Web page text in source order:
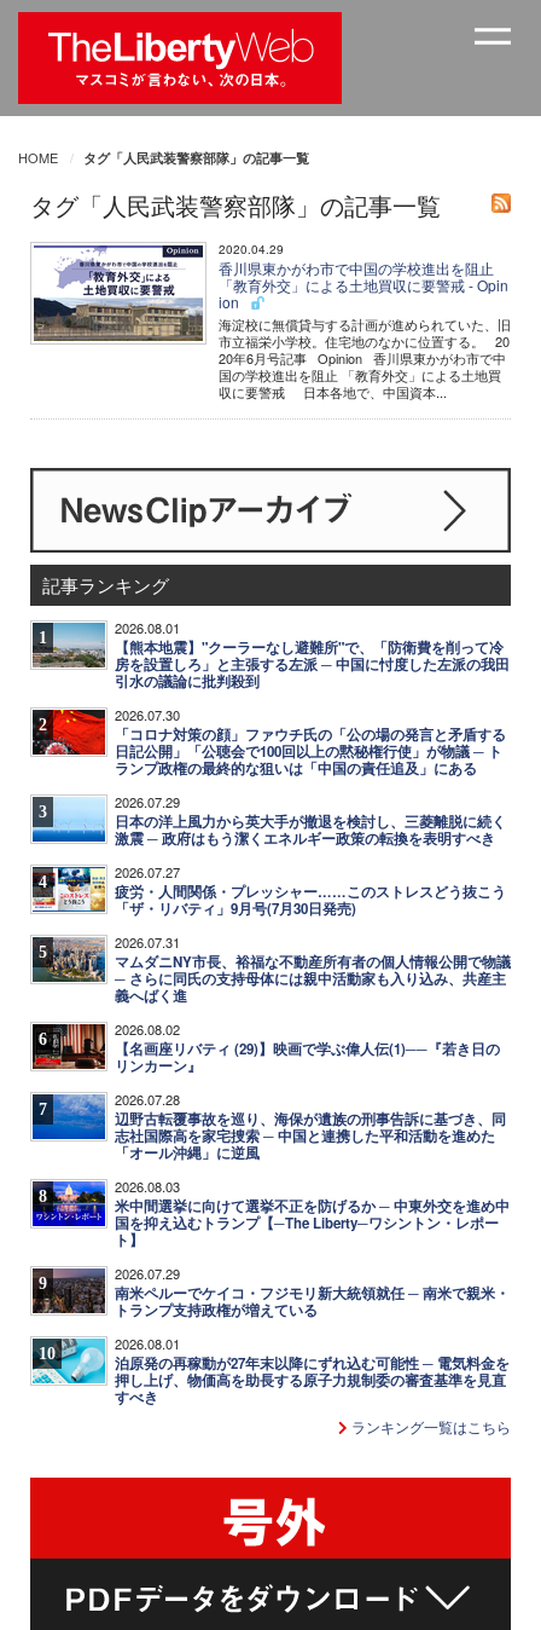
HOME タグ「人民武装警察部隊」の記事一覧
タグ「人民武装警察部隊」の記事一覧
2020.04.29
香川県東かがわ市で中国の学校進出を阻止
「教育外交」による土地買収に要警戒 - Opin
ion
海淀校に無償貸与する計画が進められていた、旧
市立福栄小学校。住宅地のなかに位置する。 20
20年6月号記事 Opinion 香川県東かがわ市で中
国の学校進出を阻止 「教育外交」による土地買
収に要警戒 日本各地で、中国資本...
記事ランキング
1 2026.08.01
【熊本地震】"クーラーなし避難所"で、「防衛費を削って冷
房を設置しろ」と主張する左派 ─ 中国に忖度した左派の我田
引水の議論に批判殺到
2 2026.07.30
「コロナ対策の顔」ファウチ氏の「公の場の発言と矛盾する
日記公開」「公聴会で100回以上の黙秘権行使」が物議 ─ ト
ランプ政権の最終的な狙いは「中国の責任追及」にある
3 2026.07.29
日本の洋上風力から英大手が撤退を検討し、三菱離脱に続く
激震 ─ 政府はもう潔くエネルギー政策の転換を表明すべき
4 2026.07.27
疲労・人間関係・プレッシャー……このストレスどう抜こう
「ザ・リバティ」9月号(7月30日発売)
5 2026.07.31
マムダニNY市長、裕福な不動産所有者の個人情報公開で物議
─ さらに同氏の支持母体には親中活動家も入り込み、共産主
義へばく進
6 2026.08.02
【名画座リバティ (29)】映画で学ぶ偉人伝(1)──『若き日の
リンカーン』
7 2026.07.28
辺野古転覆事故を巡り、海保が遺族の刑事告訴に基づき、同
志社国際高を家宅捜索 ─ 中国と連携した平和活動を進めた
「オール沖縄」に逆風
8 2026.08.03
米中間選挙に向けて選挙不正を防げるか ─ 中東外交を進め中
国を抑え込むトランプ【─The Liberty─ワシントン・レポー
ト】
9 2026.07.29
南米ペルーでケイコ・フジモリ新大統領就任 ─ 南米で親米・
トランプ支持政権が増えている
10 2026.08.01
泊原発の再稼動が27年末以降にずれ込む可能性 ─ 電気料金を
押し上げ、物価高を助長する原子力規制委の審査基準を見直
すべき
ランキング一覧はこちら